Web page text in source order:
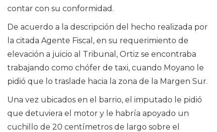
contar con su conformidad.
De acuerdo a la descripción del hecho realizada por
la citada Agente Fiscal, en su requerimiento de
elevación a juicio al Tribunal, Ortiz se encontraba
trabajando como chófer de taxi, cuando Moyano le
pidió que lo traslade hacia la zona de la Margen Sur.
Una vez ubicados en el barrio, el imputado le pidió
que detuviera el motor y le habría apoyado un
cuchillo de 20 centímetros de largo sobre el